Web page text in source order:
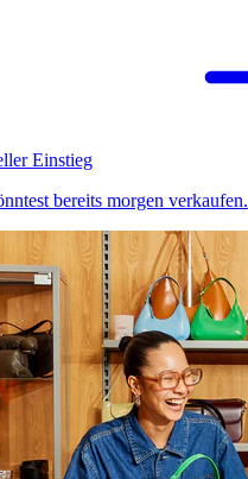
Einstieg
bereits morgen verkaufen.